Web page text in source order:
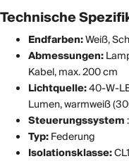
Technische
Endfarben:Weiß,
Abmessungen:
Kabel, max. 200 cm
Lichtquelle:40-W-
Lumen, warmweiß
Steuerungssystem
Typ:Federung
Isolationsklasse:CL1